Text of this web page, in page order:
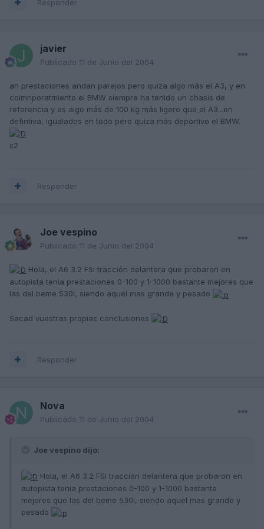
Responder
javier
Publicado 11 de Junio del 2004
an prestaciones andan parejos pero quiza algo más el A3, y en
coimnporatmiento el BMW siempre ha tenido un chasis de
referencia y es algo más de 100 kg más ligero que el A3...en
defintiva, igualados en todo pero quiza más deportivo el BMW.
s2
Responder
Joe vespino
Publicado 11 de Junio del 2004
Hola, el A6 3.2 FSi tracción delantera que probaron en
autopista tenia prestaciones 0-100 y 1-1000 bastante mejores que
las del beme 530i, siendo aquel mas grande y pesado
Sacad vuestras propias conclusiones
Responder
Nova
Publicado 11 de Junio del 2004
Joe vespino dijo:
Hola, el A6 3.2 FSi tracción delantera que probaron en
autopista tenia prestaciones 0-100 y 1-1000 bastante
mejores que las del beme 530i, siendo aquel mas grande y
pesado